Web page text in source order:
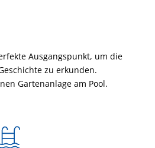
Ausgangspunkt, um die
zu erkunden.
Gartenanlage am Pool.